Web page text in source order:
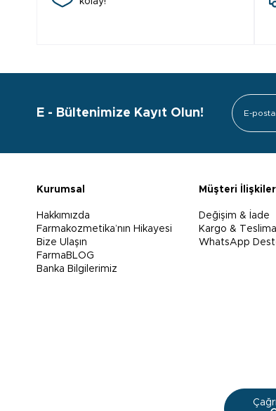
E - Bültenimize Kayıt Olun!
Kurumsal
Hakkımızda
Farmakozmetika’nın Hikayesi
Bize Ulaşın
FarmaBLOG
Banka Bilgilerimiz
Müşteri
Değişim & İade
Kargo &
WhatsApp